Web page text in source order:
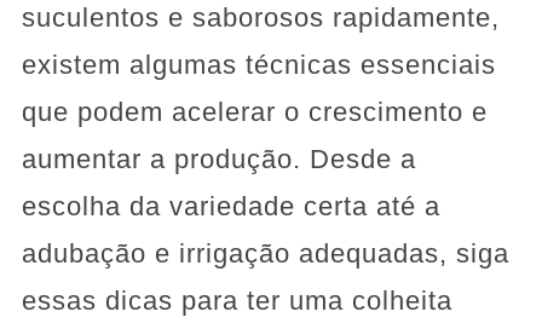
suculentos e saborosos rapidamente,
existem algumas técnicas essenciais
que podem acelerar o crescimento e
aumentar a produção. Desde a
escolha da variedade certa até a
adubação e irrigação adequadas, siga
essas dicas para ter uma colheita